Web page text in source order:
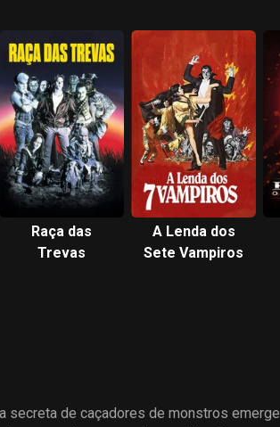
Raça das
Trevas
A Lenda dos
Sete Vampiros
secreta de caçadores de monstros emerge